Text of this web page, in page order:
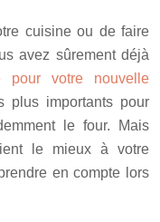
cuisine ou de faire
avez sûrement déjà
pour votre nouvelle
plus importants pour
le four. Mais
le mieux à votre
en compte lors